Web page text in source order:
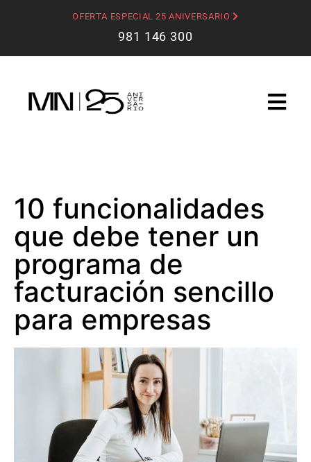
OFERTA ESPECIAL 25 ANIVERSARIO
981 146 300
10 funcionalidades
que debe tener un
programa de
facturación sencillo
para empresas